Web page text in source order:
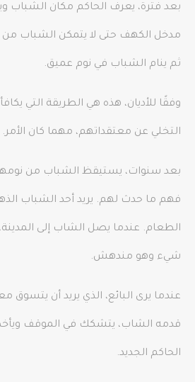
بعد فترة، يعرف الحاكم مكان الشباب
مدخل الكهف حتى لا يتمكن الشباب
ثم ينام الشباب في نوم عميق.
وفقًا للأديان، هذه هي الطريقة التي
التخلي عن معتقداتهم، مهما كان الأمر.
بعد سنوات، يستيقظ الشباب من
فهم ما حدث لهم. يريد أحد الشباب
الطعام. عندما يصل الشاب إلى
شيء وهو مندهش.
عندما يرى البائع، الذي يريد أن يتسوق
قدمه الشاب، يتشكك في الموقف
الحاكم الجديد.